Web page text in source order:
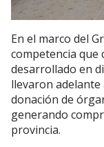
En el marco del
competencia que
desarrollado en
llevaron adelante
donación de
generando
provincia.